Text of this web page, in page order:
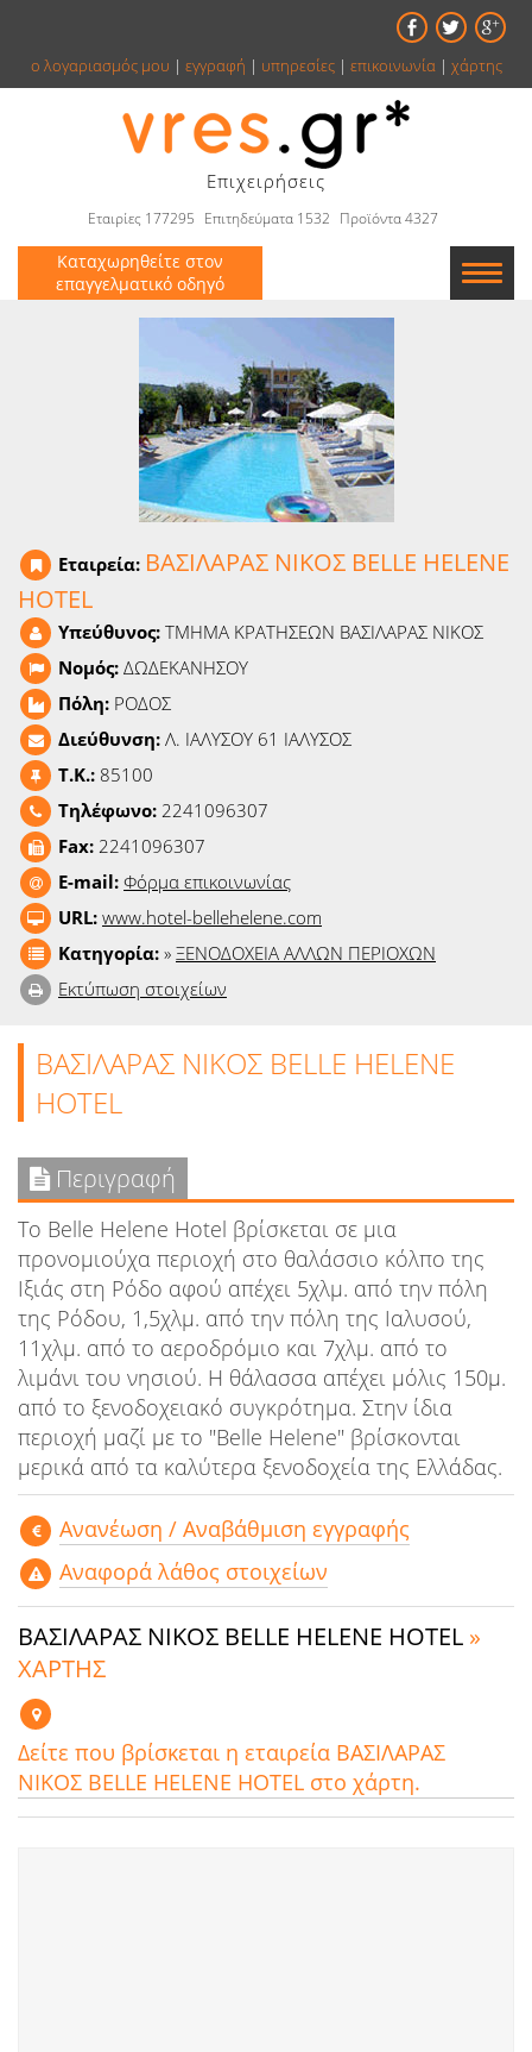
ο λογαριασμός μου | εγγραφή | υπηρεσίες| επικοινωνία| χάρτης
Επιχειρήσεις
Εταιρίες 177295 Επιτηδεύματα 1532 Προϊόντα 4327
Καταχωρηθείτε στον
επαγγελματικό οδηγό
Εταιρείες
Κατάλογος
Αγγελίες
Ειδήσεις
Παιχνίδια
Ραδιόφωνο
Ταινίες
Εταιρεία: ΒΑΣΙΛΑΡΑΣ ΝΙΚΟΣ BELLE HELENE
HOTEL
Υπεύθυνος: ΤΜΗΜΑ ΚΡΑΤΗΣΕΩΝ ΒΑΣΙΛΑΡΑΣ ΝΙΚΟΣ
Νομός: ΔΩΔΕΚΑΝΗΣΟΥ
Πόλη: ΡΟΔΟΣ
Διεύθυνση: Λ. ΙΑΛΥΣΟΥ 61 ΙΑΛΥΣΟΣ
T.K.: 85100
Τηλέφωνο: 2241096307
Fax: 2241096307
E-mail: Φόρμα επικοινωνίας
URL: www.hotel-bellehelene.com
Κατηγορία: » ΞΕΝΟΔΟΧΕΙΑ ΑΛΛΩΝ ΠΕΡΙΟΧΩΝ
Εκτύπωση στοιχείων
ΒΑΣΙΛΑΡΑΣ ΝΙΚΟΣ BELLE HELENE
HOTEL
Περιγραφή
Το Belle Helene Hotel βρίσκεται σε μια
προνομιούχα περιοχή στο θαλάσσιο κόλπο της
Ιξιάς στη Ρόδο αφού απέχει 5χλμ. από την πόλη
της Ρόδου, 1,5χλμ. από την πόλη της Ιαλυσού,
11χλμ. από το αεροδρόμιο και 7χλμ. από το
λιμάνι του νησιού. Η θάλασσα απέχει μόλις 150μ.
από το ξενοδοχειακό συγκρότημα. Στην ίδια
περιοχή μαζί με το "Belle Helene" βρίσκονται
μερικά από τα καλύτερα ξενοδοχεία της Ελλάδας.
Aνανέωση / Αναβάθμιση εγγραφής
Αναφορά λάθος στοιχείων
ΒΑΣΙΛΑΡΑΣ ΝΙΚΟΣ BELLE HELENE HOTEL »
ΧΑΡΤΗΣ
Δείτε που βρίσκεται η εταιρεία ΒΑΣΙΛΑΡΑΣ
ΝΙΚΟΣ BELLE HELENE HOTEL στο χάρτη.